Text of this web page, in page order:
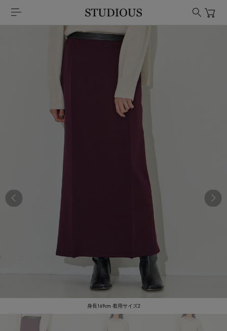
身長169cm 着用サイズ2